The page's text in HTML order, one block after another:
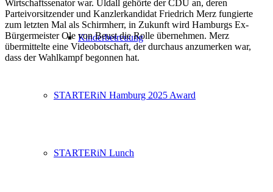
Kinderbetreuung
STARTERiN Hamburg 2025 Award
STARTERiN Lunch
Wirtschaftssenator war. Uldall gehörte der CDU an, deren
Parteivorsitzender und Kanzlerkandidat Friedrich Merz fungierte
zum letzten Mal als Schirmherr, in Zukunft wird Hamburgs Ex-
Bürgermeister Ole von Beust die Rolle übernehmen. Merz
übermittelte eine Videobotschaft, der durchaus anzumerken war,
dass der Wahlkampf begonnen hat.